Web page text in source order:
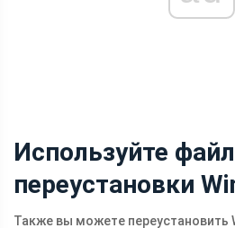
Используйте
переустановки
Также вы можете переустановить